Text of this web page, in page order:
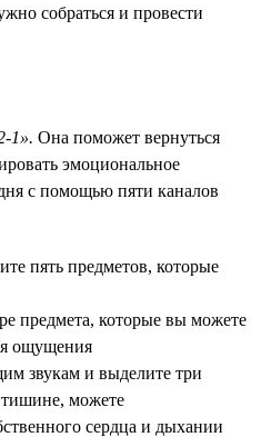
собраться и провести
1». Она поможет вернуться
эмоциональное
с помощью пяти каналов
пять предметов, которые
предмета, которые вы можете
ощущения
звукам и выделите три
можете
сердца и дыхании